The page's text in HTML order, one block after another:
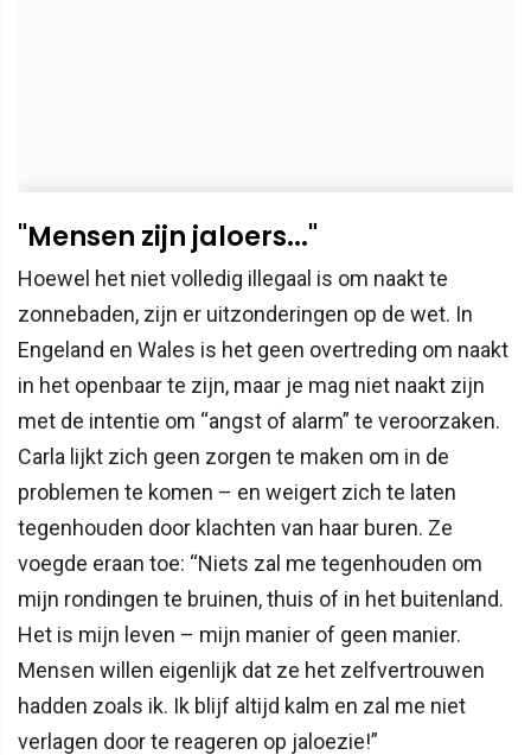
"Mensen zijn jaloers..."
Hoewel het niet volledig illegaal is om naakt te
zonnebaden, zijn er uitzonderingen op de wet. In
Engeland en Wales is het geen overtreding om naakt
in het openbaar te zijn, maar je mag niet naakt zijn
met de intentie om “angst of alarm” te veroorzaken.
Carla lijkt zich geen zorgen te maken om in de
problemen te komen – en weigert zich te laten
tegenhouden door klachten van haar buren. Ze
voegde eraan toe: “Niets zal me tegenhouden om
mijn rondingen te bruinen, thuis of in het buitenland.
Het is mijn leven – mijn manier of geen manier.
Mensen willen eigenlijk dat ze het zelfvertrouwen
hadden zoals ik. Ik blijf altijd kalm en zal me niet
verlagen door te reageren op jaloezie!”